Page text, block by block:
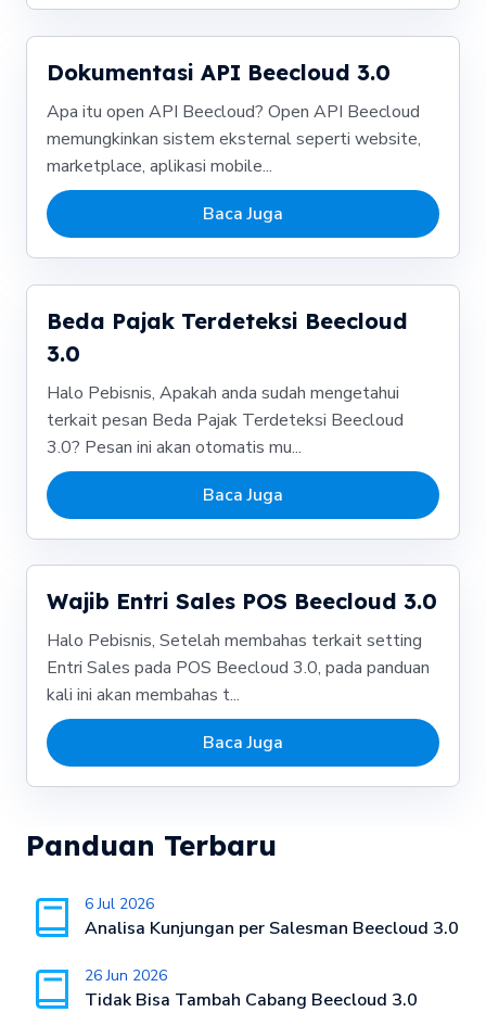
Dokumentasi API Beecloud 3.0
Apa itu open API Beecloud? Open API Beecloud
memungkinkan sistem eksternal seperti website,
marketplace, aplikasi mobile...
Baca Juga
Beda Pajak Terdeteksi Beecloud
3.0
Halo Pebisnis, Apakah anda sudah mengetahui
terkait pesan Beda Pajak Terdeteksi Beecloud
3.0? Pesan ini akan otomatis mu...
Baca Juga
Wajib Entri Sales POS Beecloud 3.0
Halo Pebisnis, Setelah membahas terkait setting
Entri Sales pada POS Beecloud 3.0, pada panduan
kali ini akan membahas t...
Baca Juga
Panduan Terbaru
6 Jul 2026
Analisa Kunjungan per Salesman Beecloud 3.0
26 Jun 2026
Tidak Bisa Tambah Cabang Beecloud 3.0